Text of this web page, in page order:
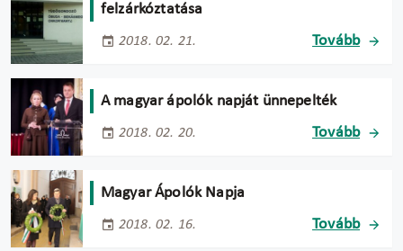
felzárkóztatása
2018. 02. 21. Tovább
A magyar ápolók napját ünnepelték
2018. 02. 20. Tovább
Magyar Ápolók Napja
2018. 02. 16. Tovább